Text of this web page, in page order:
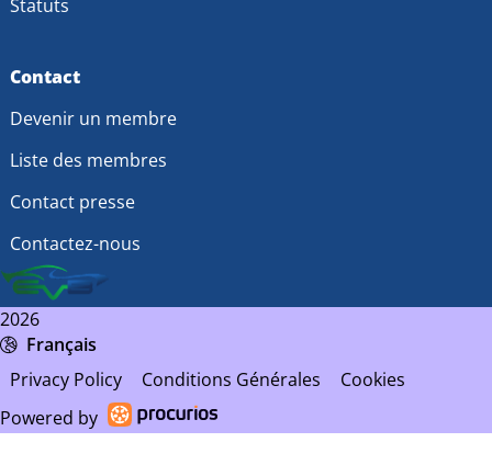
Statuts
Contact
Devenir un membre
Liste des membres
Contact presse
Contactez-nous
2026
Français
Privacy Policy
Conditions Générales
Cookies
Powered by